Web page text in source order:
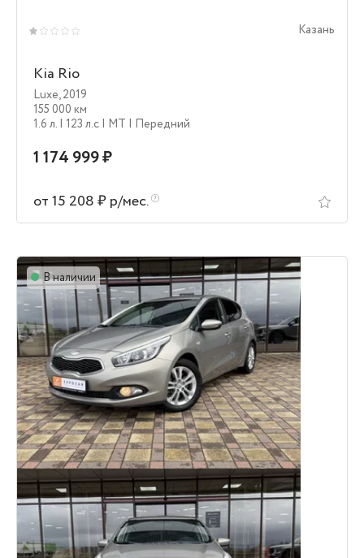
Казань
Kia Rio
Luxe,2019
155 000 км
1.6 л. | 123 л.c | MT | Передний
1 174 999 ₽
от 15 208 ₽ р/мес.
В наличии